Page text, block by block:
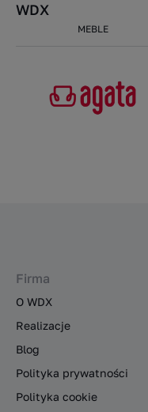
WDX
MEBLE
Firma
O WDX
Realizacje
Blog
Polityka prywatności
Polityka cookie